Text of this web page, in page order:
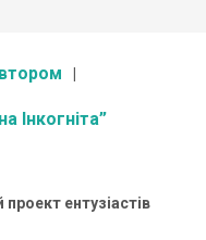
Інкогніта”
проект ентузіастів